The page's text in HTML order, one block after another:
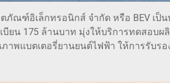
ณฑ์อิเล็กทรอนิกส์ จำกัด หรือ BEV เป็
บียน 175 ล้านบาท มุ่งให้บริการทดสอ
พแบตเตอรี่ยานยนต์ไฟฟ้า ให้การรับร